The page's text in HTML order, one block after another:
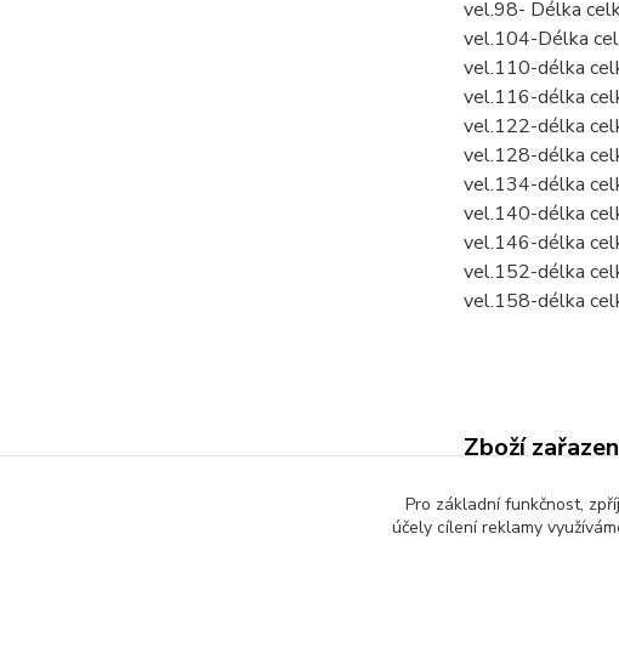
vel.98- Délka
vel.104-Délka
vel.110-délka
vel.116-délka
vel.122-délka
vel.128-délka
vel.134-délka
vel.140-délka
vel.146-délka
vel.152-délka
vel.158-délka
Zboží
Dětské
Pro základní funkčnost,
účely cílení reklamy